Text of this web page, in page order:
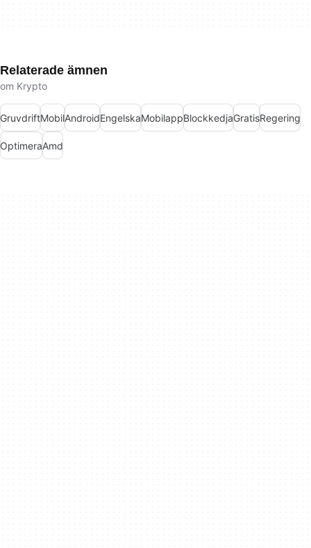
Relaterade ämnen
om Krypto
GruvdriftMobilAndroidEngelskaMobilappBlockkedjaGratisRegering
OptimeraAmd